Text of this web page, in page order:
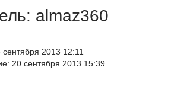
almaz360
2013 12:11
20 сентября 2013 15:39